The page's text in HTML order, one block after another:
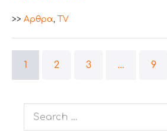
>> Aρθρα, TV
1 2 3 … 9